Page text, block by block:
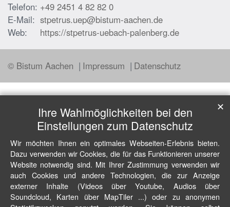
Telefon: +49 2451 4 82 82 0
E-Mail: stpetrus.uep@bistum-aachen.de
Web:
https://stpetrus-uebach-palenberg.de
© Bistum Aachen Impressum Datenschutz
Ihre Wahlmöglichkeiten bei den
Einstellungen zum Datenschutz
Wir möchten Ihnen ein optimales Webseiten-Erlebnis bieten.
Dazu verwenden wir Cookies, die für das Funktionieren unserer
Website notwendig sind. Mit Ihrer Zustimmung verwenden wir
auch Cookies und andere Technologien, die zur Anzeige
externer Inhalte (Videos über Youtube, Audios über
Soundcloud, Karten über MapTiler ...) oder zu anonymen
✕